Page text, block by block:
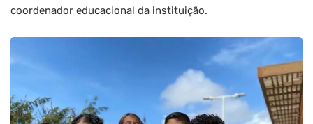
coordenador educacional da instituição.